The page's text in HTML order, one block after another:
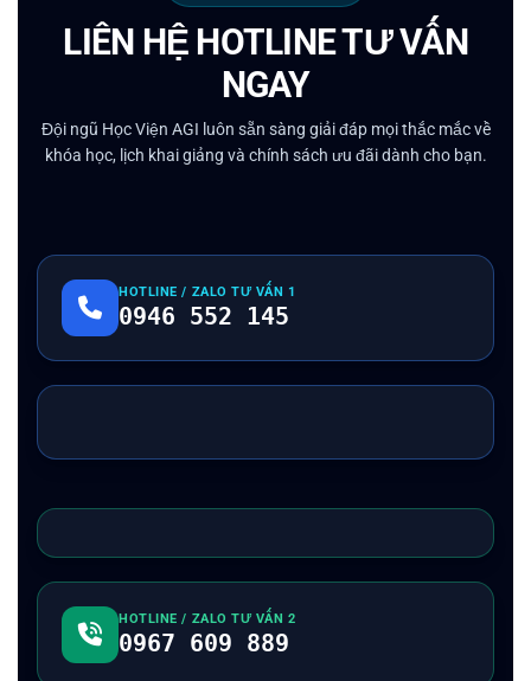
LIÊN HỆ HOTLINE TƯ VẤN
NGAY
Đội ngũ Học Viện AGI luôn sẵn sàng giải đáp mọi thắc mắc về
khóa học, lịch khai giảng và chính sách ưu đãi dành cho bạn.
HOTLINE / ZALO TƯ VẤN 1
0946 552 145
HOTLINE / ZALO TƯ VẤN 2
0967 609 889